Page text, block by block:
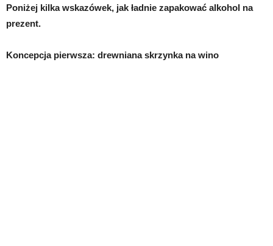
Poniżej kilka wskazówek, jak ładnie zapakować alkohol na
prezent.
Koncepcja pierwsza: drewniana skrzynka na wino